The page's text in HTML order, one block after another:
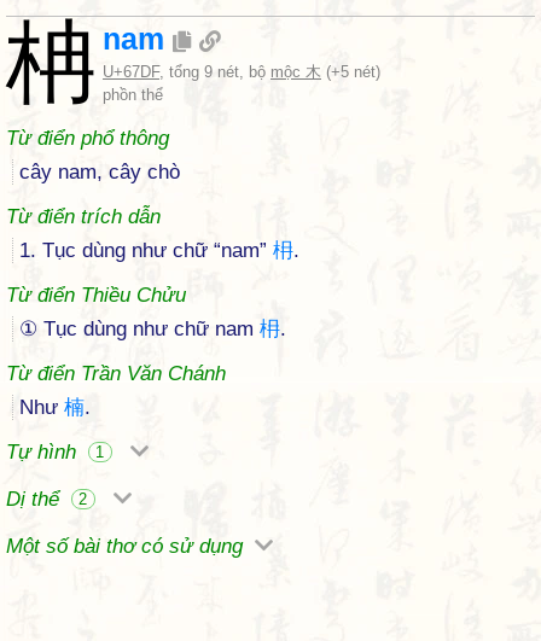
柟 nam
U+67DF, tổng 9 nét, bộ mộc 木 (+5 nét)
phồn thể
Từ điển phổ thông
cây nam, cây chò
Từ điển trích dẫn
1. Tục dùng như chữ “nam” 枏.
Từ điển Thiều Chửu
① Tục dùng như chữ nam 枏.
Từ điển Trần Văn Chánh
Như 楠.
Tự hình
1
Dị thể 2
Một số bài thơ có sử dụng